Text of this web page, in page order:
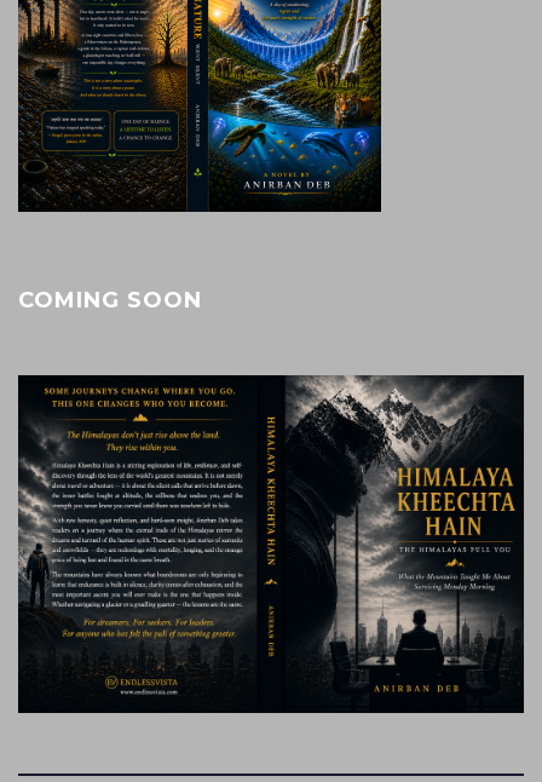
COMING SOON